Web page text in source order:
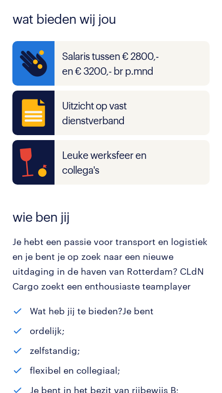
wat bieden wij jou
Salaris tussen € 2800,-
en € 3200,- br p.mnd
Uitzicht op vast
dienstverband
Leuke werksfeer en
collega's
wie ben jij
Je hebt een passie voor transport en logistiek
en je bent je op zoek naar een nieuwe
uitdaging in de haven van Rotterdam? CLdN
Cargo zoekt een enthousiaste teamplayer
Wat heb jij te bieden?Je bent
ordelijk;
zelfstandig;
flexibel en collegiaal;
Je bent in het bezit van rijbewijs B;